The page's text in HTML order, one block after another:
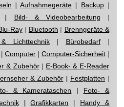
|Aufnahmegeräte | Backup|
| Bild- & Videobearbeitung |
Ray| Bluetooth | Brenngeräte &
Lichttechnik| Bürobedarf|
| Computer | Computer-Sicherheit |
& Zubehör| E-Book- & E-Reader
& Zubehör| Festplatten |
& Kamerataschen | Foto- &
|Grafikkarten | Handy &